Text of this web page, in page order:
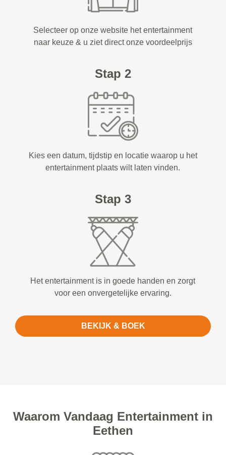
Selecteer op onze website het entertainment
naar keuze & u ziet direct onze voordeelprijs
Stap 2
Kies een datum, tijdstip en locatie waarop u het
entertainment plaats wilt laten vinden.
Stap 3
Het entertainment is in goede handen en zorgt
voor een onvergetelijke ervaring.
BEKIJK & BOEK
Waarom Vandaag Entertainment in
Eethen